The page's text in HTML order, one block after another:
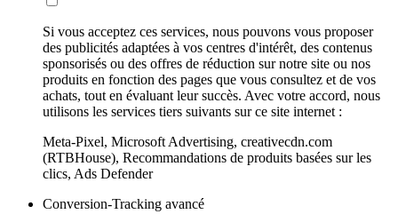
Si vous acceptez ces services, nous pouvons vous proposer
des publicités adaptées à vos centres d'intérêt, des contenus
sponsorisés ou des offres de réduction sur notre site ou nos
produits en fonction des pages que vous consultez et de vos
achats, tout en évaluant leur succès. Avec votre accord, nous
utilisons les services tiers suivants sur ce site internet :
Meta-Pixel, Microsoft Advertising, creativecdn.com
(RTBHouse), Recommandations de produits basées sur les
clics, Ads Defender
Conversion-Tracking avancé